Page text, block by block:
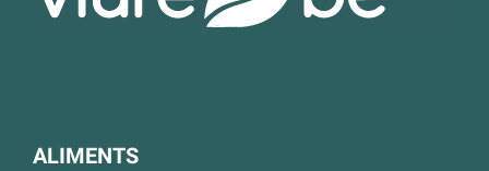
ALIMENTS